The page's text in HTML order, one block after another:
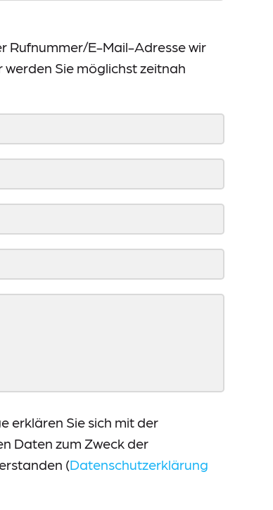
Rufnummer/E-Mail-Adresse wir
werden Sie möglichst zeitnah
erklären Sie sich mit der
Daten zum Zweck der
(Datenschutzerklärung